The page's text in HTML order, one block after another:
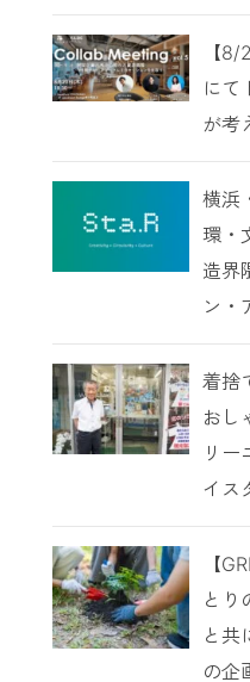
【
にて
が考
横浜
環・
造界
ン・
着捨
おし
リー
イス
【
とり
と共
の企